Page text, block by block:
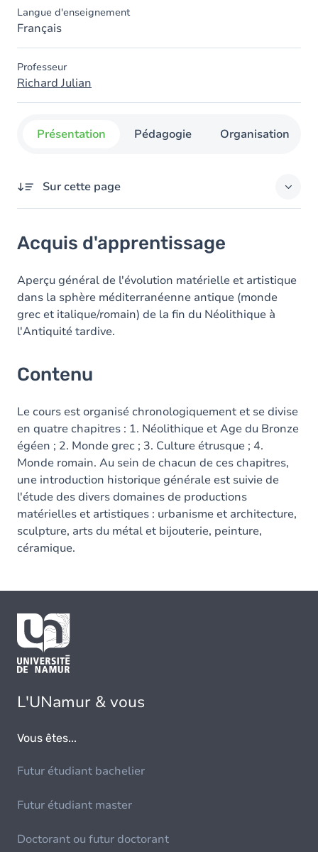
Langue d'enseignement
Français
Professeur
Richard Julian
Présentation Pédagogie Organisation
Sur cette page
Contenu
Acquis d'apprentissage
Aperçu général de l'évolution matérielle et artistique
dans la sphère méditerranéenne antique (monde
grec et italique/romain) de la fin du Néolithique à
l'Antiquité tardive.
Contenu
Le cours est organisé chronologiquement et se divise
en quatre chapitres : 1. Néolithique et Age du Bronze
égéen ; 2. Monde grec ; 3. Culture étrusque ; 4.
Monde romain. Au sein de chacun de ces chapitres,
une introduction historique générale est suivie de
l'étude des divers domaines de productions
matérielles et artistiques : urbanisme et architecture,
sculpture, arts du métal et bijouterie, peinture,
céramique.
L'UNamur & vous
Vous êtes...
Futur étudiant bachelier
Futur étudiant master
Doctorant ou futur doctorant